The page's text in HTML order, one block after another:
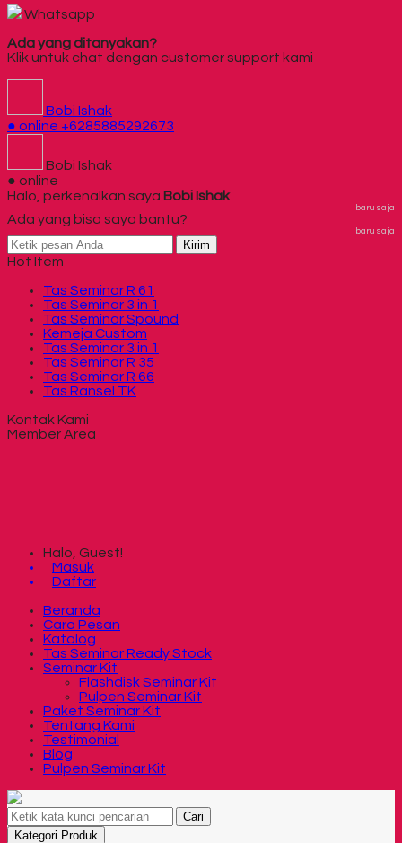
Whatsapp
Ada yang ditanyakan?
Klik untuk chat dengan customer support kami
Bobi Ishak
● online +6285885292673
Bobi Ishak
● online
Halo, perkenalkan saya Bobi Ishak
baru saja
Ada yang bisa saya bantu?
baru saja
Kirim
Hot Item
Tas Seminar R 61
Tas Seminar 3 in 1
Tas Seminar Spound
Kemeja Custom
Tas Seminar 3 in 1
Tas Seminar R 35
Tas Seminar R 66
Tas Ransel TK
Kontak Kami
Member Area
Halo, Guest!
Masuk
Daftar
Beranda
Cara Pesan
Katalog
Tas Seminar Ready Stock
Seminar Kit
Flashdisk Seminar Kit
Pulpen Seminar Kit
Paket Seminar Kit
Tentang Kami
Testimonial
Blog
Pulpen Seminar Kit
Cari
Kategori Produk